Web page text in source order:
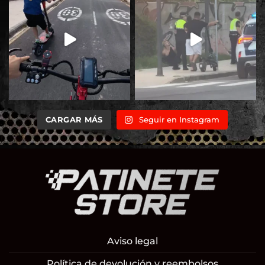
CARGAR MÁS Seguir en Instagram
Aviso legal